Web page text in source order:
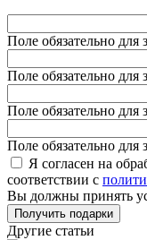
Поле обязательно для
Поле обязательно для
Поле обязательно для
Поле обязательно для
Я согласен на
соответствии с
Вы должны принять
Другие статьи